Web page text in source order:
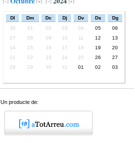
Dl Dm Dc Dj Dv Ds
Dg
30
01 02 03 04 05
06
07
08 09 10 11 12
13
14
15 16 17 18 19
20
21
22 23 24 25 26
27
28
29 30 31 01 02 03
Un producte de: